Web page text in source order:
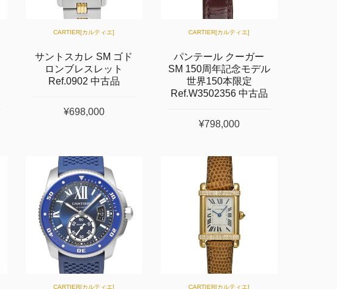
CARTIER[カルティエ]
サントスカレ SM ゴド
ロンブレスレット
Ref.0902 中古品
¥698,000
CARTIER[カルティエ]
パンテール クーガー
SM 150周年記念モデル
世界150本限定
Ref.W3502356 中古品
¥798,000
CARTIER[カルティエ] CARTIER[カルティエ]